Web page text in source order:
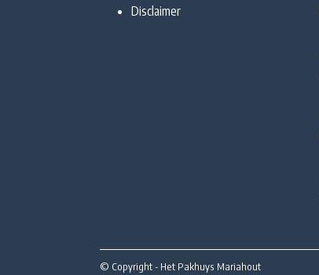
Disclaimer
© Copyright - Het Pakhuys Mariahout